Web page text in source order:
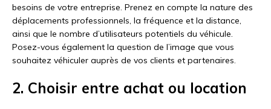
besoins de votre entreprise. Prenez en compte la nature des
déplacements professionnels, la fréquence et la distance,
ainsi que le nombre d’utilisateurs potentiels du véhicule.
Posez-vous également la question de l’image que vous
souhaitez véhiculer auprès de vos clients et partenaires.
2. Choisir entre achat ou location